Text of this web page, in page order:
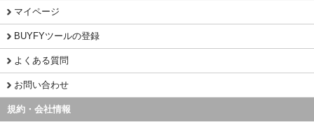
マイページ
BUYFYツールの登録
よくある質問
お問い合わせ
規約・会社情報